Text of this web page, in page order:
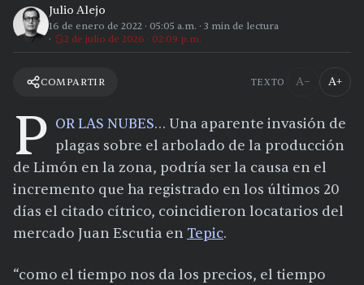
Julio Alejo
16 de enero de 2022 · 05:05 a.m. · 3 min de lectura
2 de julio de 2026 · 02:09 p.m.
COMPARTIR TEXTO A− A+
P OR LAS NUBES… Una aparente invasión de
plagas sobre el arbolado de la producción
de Limón en la zona, podría ser la causa en el
incremento que ha registrado en los últimos 20
días el citado cítrico, coincidieron locatarios del
mercado Juan Escutia enTepic.
“como el tiempo nos da los precios, el tiempo